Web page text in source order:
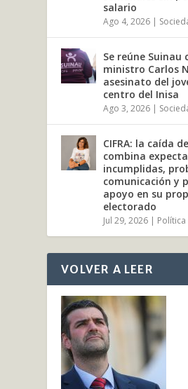
salario
Ago 4, 2026 |
Se reúne Suinau
ministro Carlos
asesinato del
centro del Inisa
Ago 3, 2026 |
CIFRA: la caída
combina
incumplidas,
comunicación y
apoyo en su
electorado
Jul 29, 2026 | Política
VOLVER A LEER